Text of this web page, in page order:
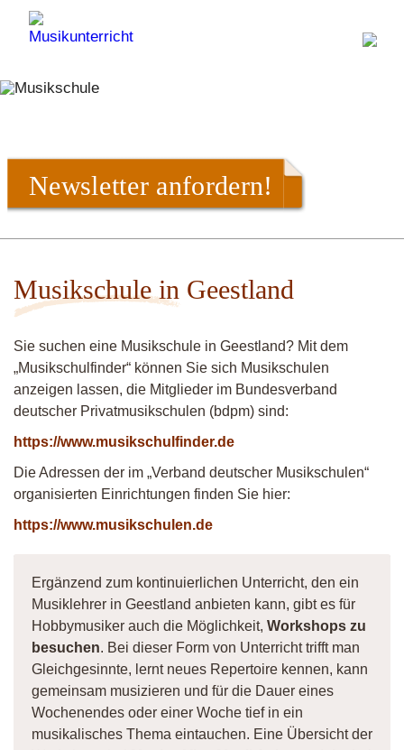
Newsletter anfordern!
Musikschule in Geestland
Sie suchen eine Musikschule in Geestland? Mit dem
„Musikschulfinder“ können Sie sich Musikschulen
anzeigen lassen, die Mitglieder im Bundesverband
deutscher Privatmusikschulen (bdpm) sind:
https://www.musikschulfinder.de
Die Adressen der im „Verband deutscher Musikschulen“
organisierten Einrichtungen finden Sie hier:
https://www.musikschulen.de
Ergänzend zum kontinuierlichen Unterricht, den ein
Musiklehrer in Geestland anbieten kann, gibt es für
Hobbymusiker auch die Möglichkeit, Workshops zu
besuchen. Bei dieser Form von Unterricht trifft man
Gleichgesinnte, lernt neues Repertoire kennen, kann
gemeinsam musizieren und für die Dauer eines
Wochenendes oder einer Woche tief in ein
musikalisches Thema eintauchen. Eine Übersicht der